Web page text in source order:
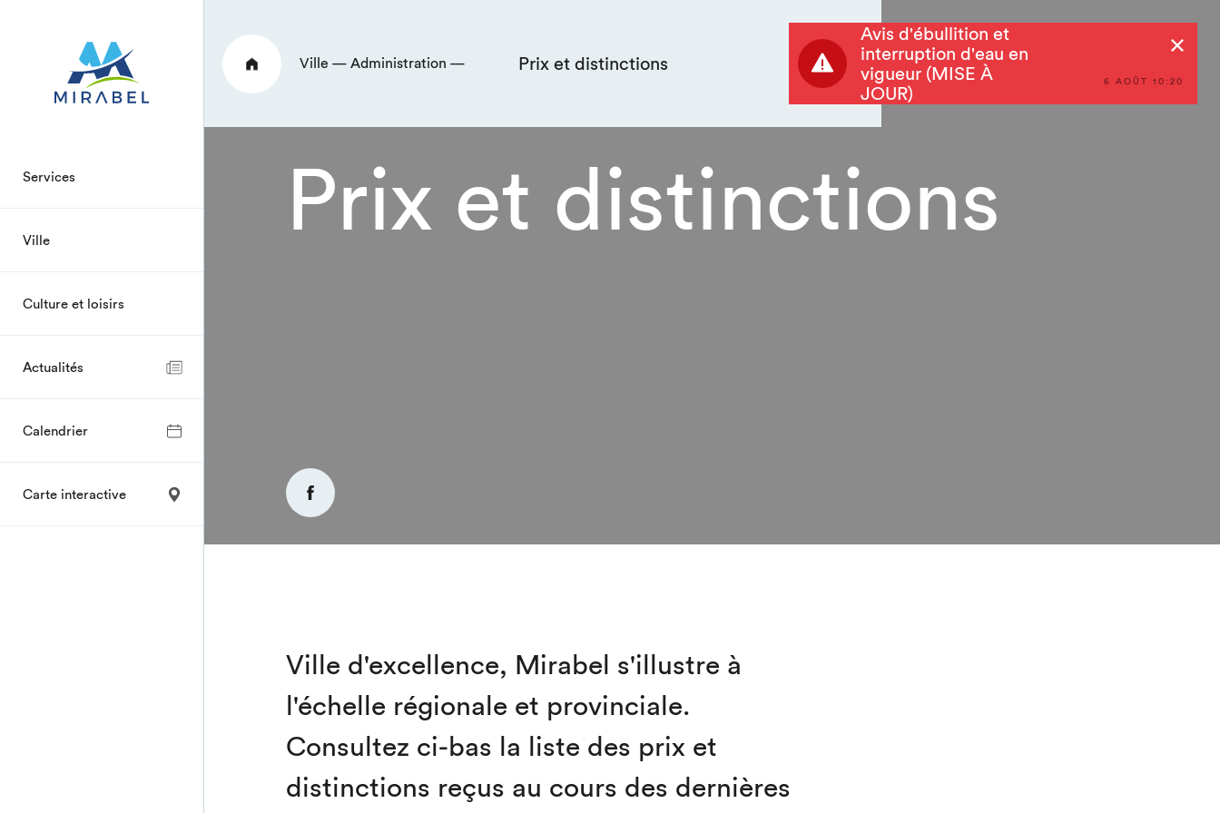
Services
Ville
Culture et loisirs
Actualités
Calendrier
Carte interactive
6 AOÛT 10:20
Avis d'ébullition et
interruption d'eau en
vigueur (MISE À
JOUR)
Ville — Administration — Prix et distinctions
Prix et distinctions
Ville d'excellence, Mirabel s'illustre à
l'échelle régionale et provinciale.
Consultez ci-bas la liste des prix et
distinctions reçus au cours des dernières